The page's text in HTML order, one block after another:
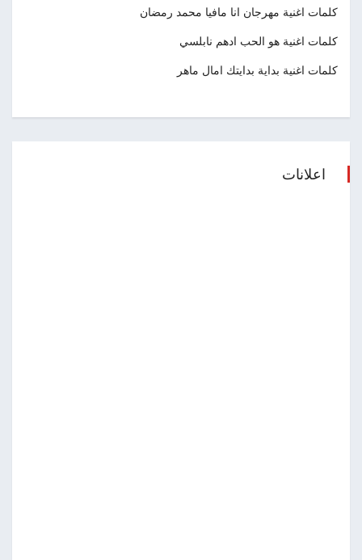
كلمات اغنية مهرجان انا مافيا محمد رمضان
كلمات اغنية هو الحب ادهم نابلسي
كلمات اغنية بداية بدايتك امال ماهر
اعلانات